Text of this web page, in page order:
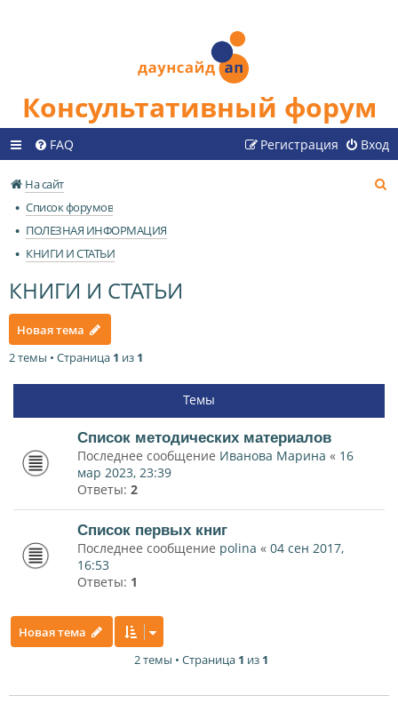
Консультативный форум
FAQ Вход
Регистрация
На сайт
Список форумов
ПОЛЕЗНАЯ ИНФОРМАЦИЯ
КНИГИ И СТАТЬИ
КНИГИ И СТАТЬИ
Новая тема
2 темы • Страница 1 из 1
Темы
Список методических материалов
Последнее сообщение Иванова Марина « 16
мар 2023, 23:39
Ответы: 2
Список первых книг
Последнее сообщение polina « 04 сен 2017,
16:53
Ответы: 1
Новая тема
2 темы • Страница 1 из 1